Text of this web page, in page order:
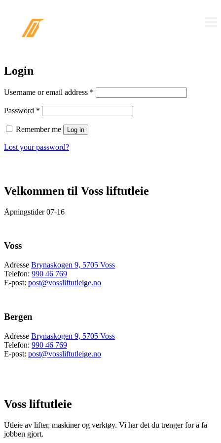
Login
Username or email address *
Password *
Remember me Log in
Lost your password?
Velkommen til Voss liftutleie
Åpningstider 07-16
Voss
Adresse Brynaskogen 9, 5705 Voss
Telefon: 990 46 769
E-post: post@vossliftutleige.no
Bergen
Adresse Brynaskogen 9, 5705 Voss
Telefon: 990 46 769
E-post: post@vossliftutleige.no
Voss liftutleie
Utleie av lifter, maskiner og verktøy. Vi har det du trenger for å få
jobben gjort.